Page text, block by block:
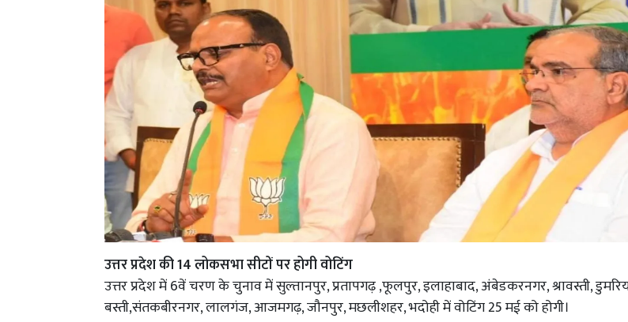
उत्तर प्रदेश की 14 लोकसभा सीटों पर होगी वोटिंग
उत्तर प्रदेश में 6वें चरण के चुनाव में सुल्तानपुर, प्रतापगढ़ ,फूलपुर, इलाहाबाद, अंबेडकरनगर, श्रावस्ती,
बस्ती,संतकबीरनगर, लालगंज, आजमगढ़, जौनपुर, मछलीशहर, भदोही में वोटिंग 25 मई को होगी।